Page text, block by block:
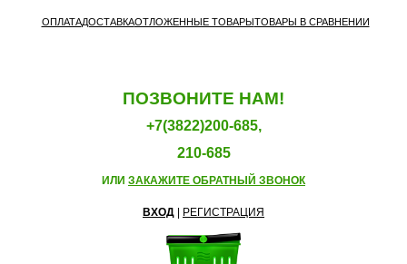
ОПЛАТАДОСТАВКАОТЛОЖЕННЫЕ ТОВАРЫТОВАРЫ В СРАВНЕНИИ
ПОЗВОНИТЕ НАМ!
+7(3822)200-685,
210-685
ИЛИ ЗАКАЖИТЕ ОБРАТНЫЙ ЗВОНОК
ВХОД РЕГИСТРАЦИЯ